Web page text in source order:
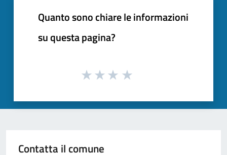
Quanto sono chiare le informazioni
su questa pagina?
Contatta il comune